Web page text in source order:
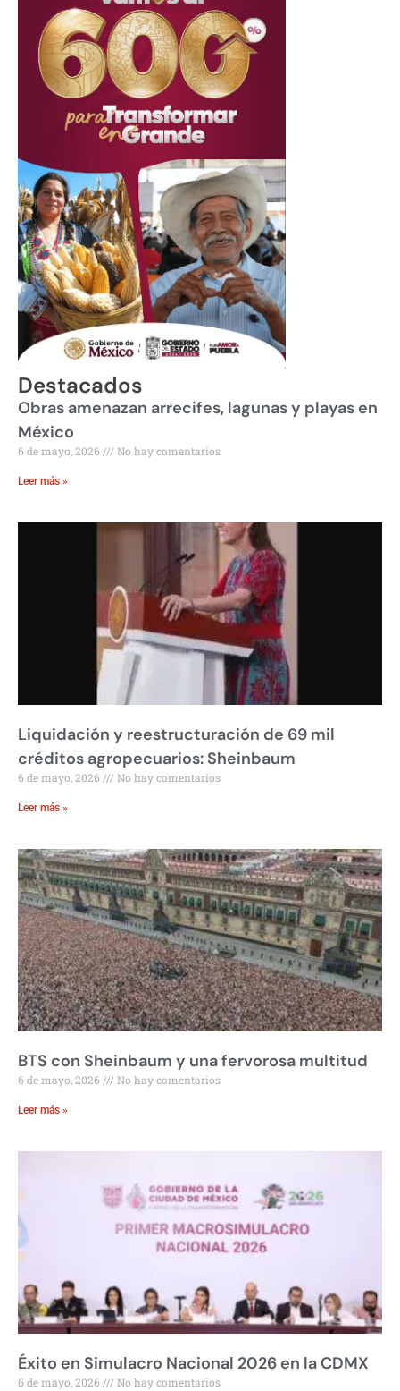
Destacados
Obras amenazan arrecifes, lagunas y playas en
México
6 de mayo, 2026 No hay comentarios
Leer más »
Liquidación y reestructuración de 69 mil
créditos agropecuarios: Sheinbaum
6 de mayo, 2026 No hay comentarios
Leer más »
BTS con Sheinbaum y una fervorosa multitud
6 de mayo, 2026 No hay comentarios
Leer más »
Éxito en Simulacro Nacional 2026 en la CDMX
6 de mayo, 2026 No hay comentarios